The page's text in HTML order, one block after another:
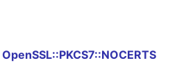
OpenSSL::PKCS7::NOCERTS